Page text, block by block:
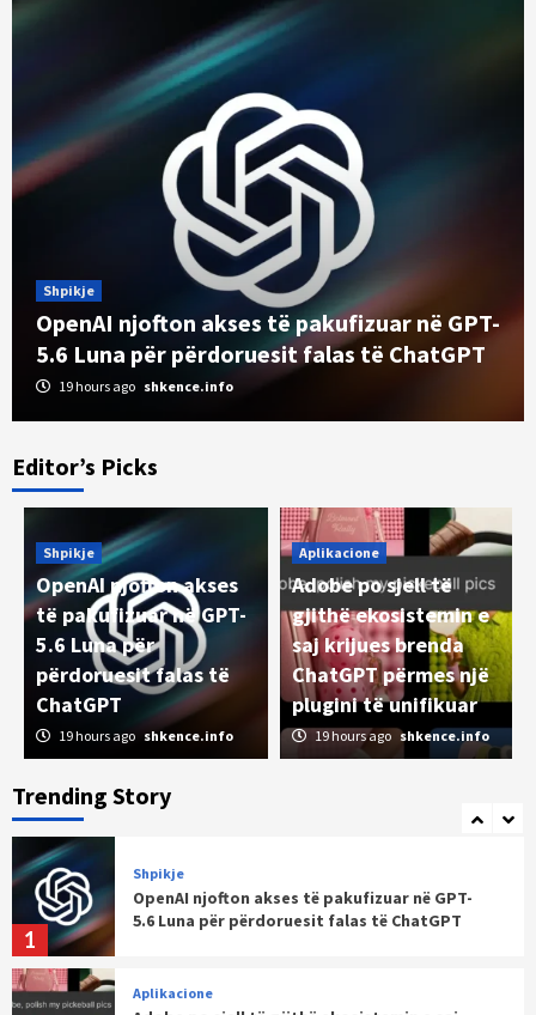
Shpikje
OpenAI njofton akses të pakufizuar në GPT-
5.6 Luna për përdoruesit falas të ChatGPT
19 hours ago shkence.info
Editor’s Picks
Shpikje
OpenAI njofton akses
të pakufizuar në GPT-
5.6 Luna për
përdoruesit falas të
ChatGPT
19 hours ago shkence.info
Aplikacione
Adobe po sjell të
gjithë ekosistemin e
saj krijues brenda
ChatGPT përmes një
plugini të unifikuar
19 hours ago shkence.info
Trending Story
Aplikacione
ByteDance trajnon një model masiv të AI-së
në përpjekje për të rivalizuar Anthropic
Kuriozitete
Trump zgjat tarifat ndaj Kinës për
produktet e polisilikonit
Kuriozitete
Gjykata e New Mexico-s urdhëron Meta-n të
paguajë gati 1 miliard dollarë në një çështje
historike për sigurinë e fëmijëve
1
Shpikje
OpenAI njofton akses të pakufizuar në GPT-
5.6 Luna për përdoruesit falas të ChatGPT
2
Adobe po sjell të gjithë ekosistemin e saj
krijues brenda ChatGPT përmes një plugini të
unifikuar
Aplikacione